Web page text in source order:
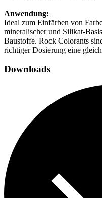
Anwendung:
Ideal zum Einfärben von
mineralischer und Silikat-
Baustoffe. Rock Colorants
richtiger Dosierung eine
Downloads